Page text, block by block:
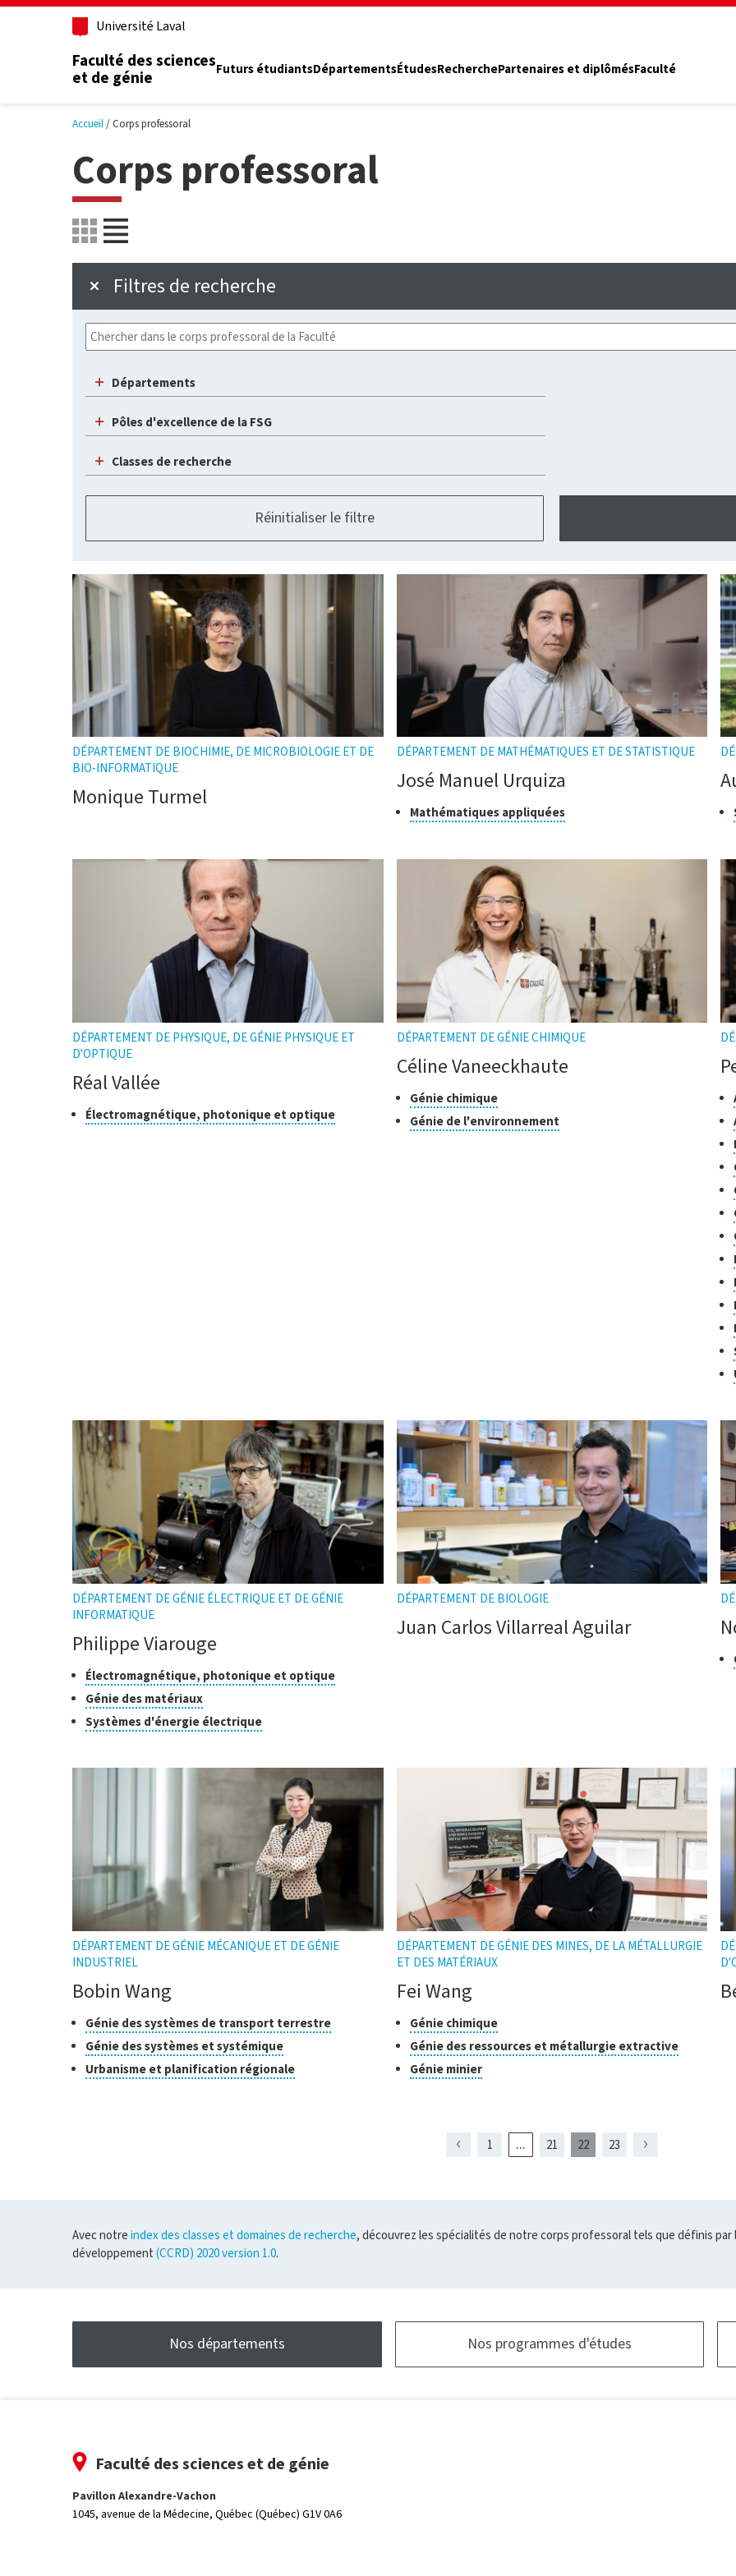
Aller au contenu principal
Université Laval
Faculté des sciences
et de génie
Futurs étudiantsDépartementsÉtudesRecherchePartenaires et diplômésFaculté
Accueil Corps professoral
Corps professoral
Filtres de recherche
Départements
Pôles d'excellence de la FSG
Classes de recherche
DÉPARTEMENT DE BIOCHIMIE, DE MICROBIOLOGIE ET DE
BIO-INFORMATIQUE
Monique Turmel
DÉPARTEMENT DE MATHÉMATIQUES ET DE STATISTIQUE
José Manuel Urquiza
Classe
Mathématiques appliquéesCliquer
l'infobulle
DÉPARTEMENT DE PHYSIQUE, DE GÉNIE PHYSIQUE ET
D'OPTIQUE
Réal Vallée
Classe
Électromagnétique, photonique et optiqueCliquer
pour
DÉPARTEMENT DE GÉNIE CHIMIQUE
Céline Vaneeckhaute
Classes
de
recherche
Génie chimiqueCliquer
pour
ouvrir
Génie de l'environnementCliquer
pour
de
DÉPARTEMENT DE GÉNIE ÉLECTRIQUE ET DE GÉNIE
INFORMATIQUE
Philippe Viarouge
Classes
de
recherche
Électromagnétique, photonique et optiqueCliquer
pour
Génie des matériauxCliquer
pour
ouvrir
Systèmes d'énergie électriqueCliquer
pour
l'infobulle
DÉPARTEMENT DE BIOLOGIE
Juan Carlos Villarreal Aguilar
DÉPARTEMENT DE GÉNIE MÉCANIQUE ET DE GÉNIE
INDUSTRIEL
Bobin Wang
Classes
de
recherche
Génie des systèmes de transport terrestreCliquer
Génie des systèmes et systémiqueCliquer
pour
ouvrir
Urbanisme et planification régionaleCliquer
DÉPARTEMENT DE GÉNIE DES MINES, DE LA MÉTALLURGIE
ET DES MATÉRIAUX
Fei Wang
Classes
de
recherche
Génie chimiqueCliquer
ouvrir
Génie des ressources et métallurgie extractiveCliquer
Génie minierCliquer
Page
Page
1 ...PagePage
21 Page
22présentement
Page
23
Page
Avec notre index des classes et domaines de recherche, découvrez les spécialités de notre corps professoral tels que définis
développement (CCRD) 2020 version 1.0.
Nos départements Nos programmes d'études
Faculté des sciences et de génie
Pavillon Alexandre-Vachon
1045, avenue de la Médecine, Québec (Québec) G1V 0A6